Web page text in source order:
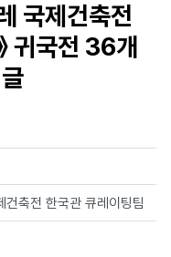
국제건축전
귀국전 36개
축전 한국관 큐레이팅팀